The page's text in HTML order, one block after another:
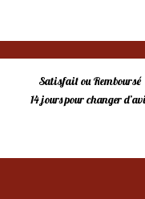
Satisfait ou Remboursé
14 jours pour changer